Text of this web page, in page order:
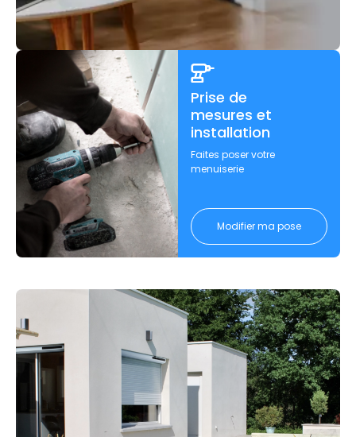
Prise de
mesures et
installation
Faites poser votre
menuiserie
Modifier ma pose